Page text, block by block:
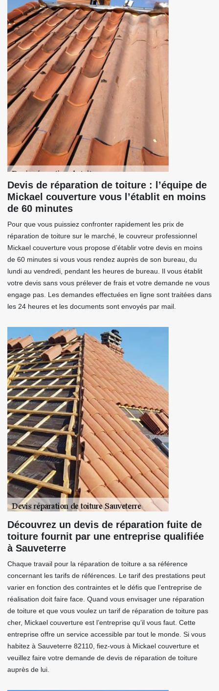
Devis de réparation de toiture : l’équipe de
Mickael couverture vous l’établit en moins
de 60 minutes
Pour que vous puissiez confronter rapidement les prix de
réparation de toiture sur le marché, le couvreur professionnel
Mickael couverture vous propose d’établir votre devis en moins
de 60 minutes si vous vous rendez auprès de son bureau, du
lundi au vendredi, pendant les heures de bureau. Il vous établit
votre devis sans vous prélever de frais et votre demande ne vous
engage pas. Les demandes effectuées en ligne sont traitées dans
les 24 heures et les documents sont envoyés par mail.
Découvrez un devis de réparation fuite de
toiture fournit par une entreprise qualifiée
à Sauveterre
Chaque travail pour la réparation de toiture a sa référence
concernant les tarifs de références. Le tarif des prestations peut
varier en fonction des contraintes et le défis que l’entreprise de
réalisation doit faire face. Quand vous envisager une réparation
de toiture et que vous voulez un tarif de réparation de toiture pas
cher, Mickael couverture est l’entreprise qu’il vous faut. Cette
entreprise offre un service accessible par tout le monde. Si vous
habitez à Sauveterre 82110, fiez-vous à Mickael couverture et
veuillez faire votre demande de devis de réparation de toiture
auprès de lui.